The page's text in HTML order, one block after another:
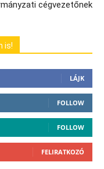
cégvezetőnek
is!
LÁJK
FOLLOW
FOLLOW
FELIRATKOZÓ